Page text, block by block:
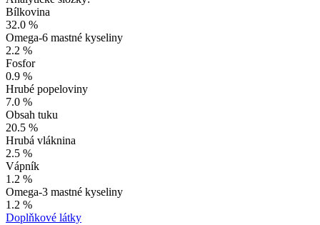
Bílkovina
32.0 %
Omega-6 mastné kyseliny
2.2 %
Fosfor
0.9 %
Hrubé popeloviny
7.0 %
Obsah tuku
20.5 %
Hrubá vláknina
2.5 %
Vápník
1.2 %
Omega-3 mastné kyseliny
1.2 %
Doplňkové látky